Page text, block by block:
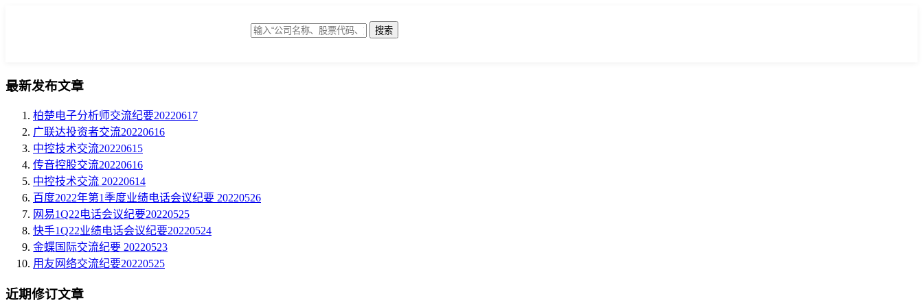
最新发布文章
柏楚电子分析师交流纪要20220617
广联达投资者交流20220616
中控技术交流20220615
传音控股交流20220616
中控技术交流 20220614
百度2022年第1季度业绩电话会议纪要 20220526
网易1Q22电话会议纪要20220525
快手1Q22业绩电话会议纪要20220524
金蝶国际交流纪要 20220523
用友网络交流纪要20220525
近期修订文章